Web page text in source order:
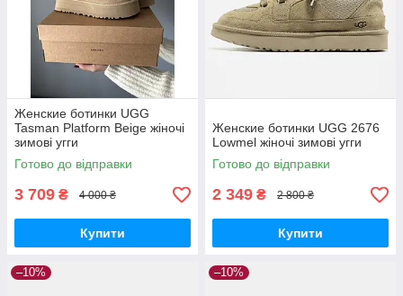
Женские ботинки UGG
Tasman Platform Beige жіночі
зимові угги
Готово до відправки
3 709 ₴ 4 000 ₴
Купити
Женские ботинки UGG 2676
Lowmel жіночі зимові угги
Готово до відправки
2 349 ₴ 2 800 ₴
Купити
–10% –10%